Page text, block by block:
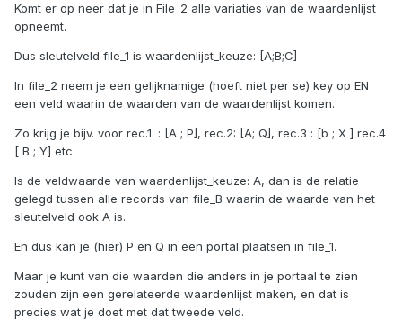
Komt er op neer dat je in File_2 alle variaties van de waardenlijst
opneemt.
Dus sleutelveld file_1 is waardenlijst_keuze: [A;B;C]
In file_2 neem je een gelijknamige (hoeft niet per se) key op EN
een veld waarin de waarden van de waardenlijst komen.
Zo krijg je bijv. voor rec.1. : [A ; P], rec.2: [A; Q], rec.3 : [b ; X ] rec.4
[ B ; Y] etc.
Is de veldwaarde van waardenlijst_keuze: A, dan is de relatie
gelegd tussen alle records van file_B waarin de waarde van het
sleutelveld ook A is.
En dus kan je (hier) P en Q in een portal plaatsen in file_1.
Maar je kunt van die waarden die anders in je portaal te zien
zouden zijn een gerelateerde waardenlijst maken, en dat is
precies wat je doet met dat tweede veld.